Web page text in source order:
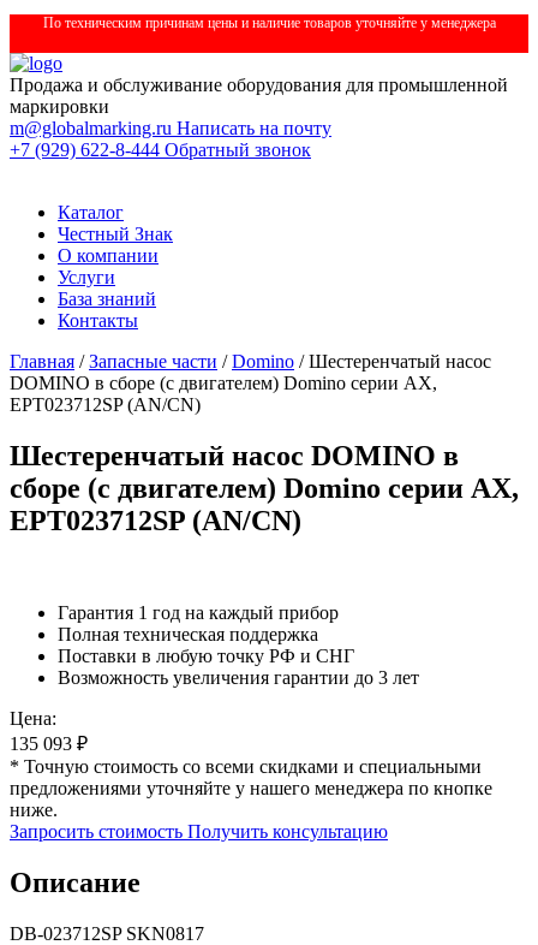
По техническим причинам цены и наличие товаров уточняйте у менеджера
Продажа и обслуживание оборудования для промышленной
маркировки
m@globalmarking.ru Написать на почту
+7 (929) 622-8-444 Обратный звонок
Каталог
Честный Знак
О компании
Услуги
База знаний
Контакты
Главная /Запасные части /Domino / Шестеренчатый насос
DOMINO в сборе (с двигателем) Domino серии AX,
EPT023712SP (AN/CN)
Шестеренчатый насос DOMINO в
сборе (с двигателем) Domino серии AX,
EPT023712SP (AN/CN)
Гарантия 1 год на каждый прибор
Полная техническая поддержка
Поставки в любую точку РФ и СНГ
Возможность увеличения гарантии до 3 лет
Цена:
135 093 ₽
* Точную стоимость со всеми скидками и специальными
предложениями уточняйте у нашего менеджера по кнопке
ниже.
Запросить стоимость Получить консультацию
Описание
DB-023712SP SKN0817